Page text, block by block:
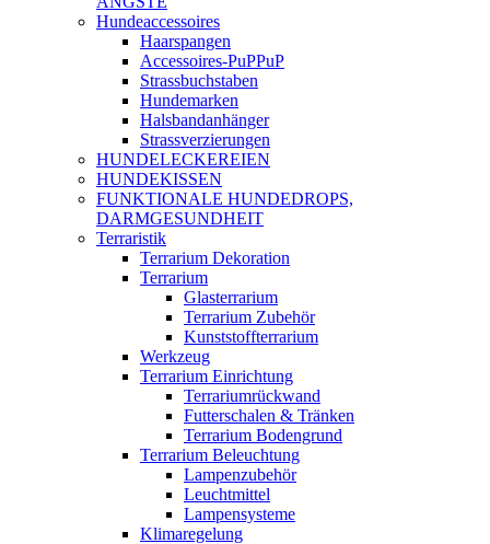
Hundeaccessoires
Haarspangen
Accessoires-PuPPuP
Strassbuchstaben
Hundemarken
Halsbandanhänger
Strassverzierungen
HUNDELECKEREIEN
HUNDEKISSEN
FUNKTIONALE HUNDEDROPS,
DARMGESUNDHEIT
Terraristik
Terrarium Dekoration
Terrarium
Glasterrarium
Terrarium Zubehör
Kunststoffterrarium
Werkzeug
Terrarium Einrichtung
Terrariumrückwand
Futterschalen & Tränken
Terrarium Bodengrund
Terrarium Beleuchtung
Lampenzubehör
Leuchtmittel
Lampensysteme
Klimaregelung